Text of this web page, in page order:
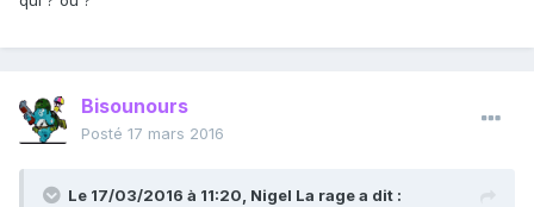
Bisounours
Posté 17 mars 2016
Le 17/03/2016 à 11:20, Nigel La rage a dit :